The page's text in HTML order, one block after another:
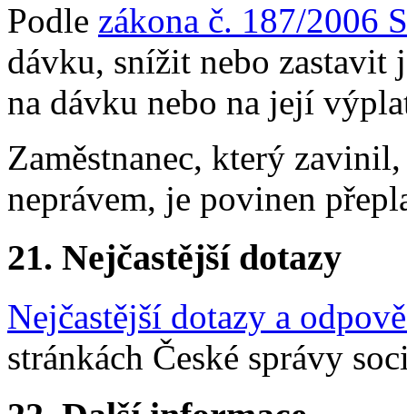
Podle zákona č. 187/2006
dávku, snížit nebo
na dávku nebo na její
Zaměstnanec, který
neprávem, je povinen
21. Nejčastější dotazy
Nejčastější dotazy a
stránkách České správy